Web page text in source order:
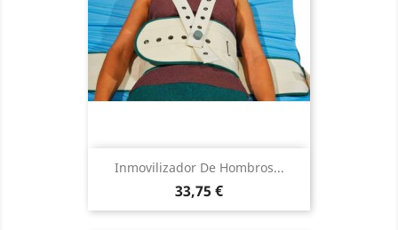
Inmovilizador De Hombros...
Precio
33,75 €